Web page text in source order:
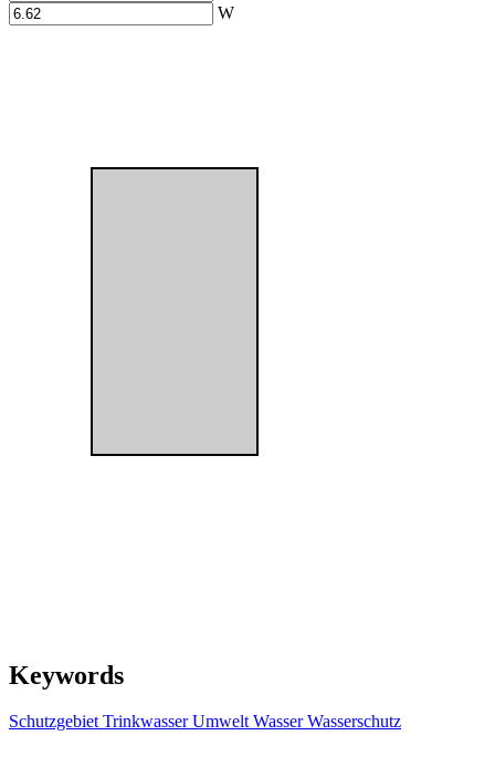
W
Keywords
Schutzgebiet Trinkwasser Umwelt Wasser Wasserschutz